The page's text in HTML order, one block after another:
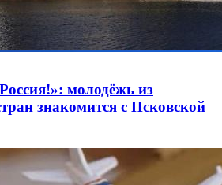
молодёжь из
знакомится с Псковской